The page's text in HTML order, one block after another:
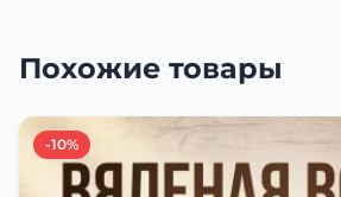
Похожие товары
-10%